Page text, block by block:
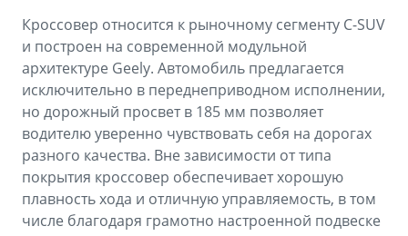
Кроссовер относится к рыночному сегменту C-SUV
и построен на современной модульной
архитектуре Geely. Автомобиль предлагается
исключительно в переднеприводном исполнении,
но дорожный просвет в 185 мм позволяет
водителю уверенно чувствовать себя на дорогах
разного качества. Вне зависимости от типа
покрытия кроссовер обеспечивает хорошую
плавность хода и отличную управляемость, в том
числе благодаря грамотно настроенной подвеске